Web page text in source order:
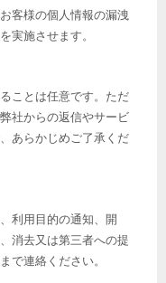
客様の個人情報の漏洩
実施させます。
ことは任意です。ただ
社からの返信やサービ
あらかじめご了承くだ
利用目的の通知、開
消去又は第三者への提
で連絡ください。